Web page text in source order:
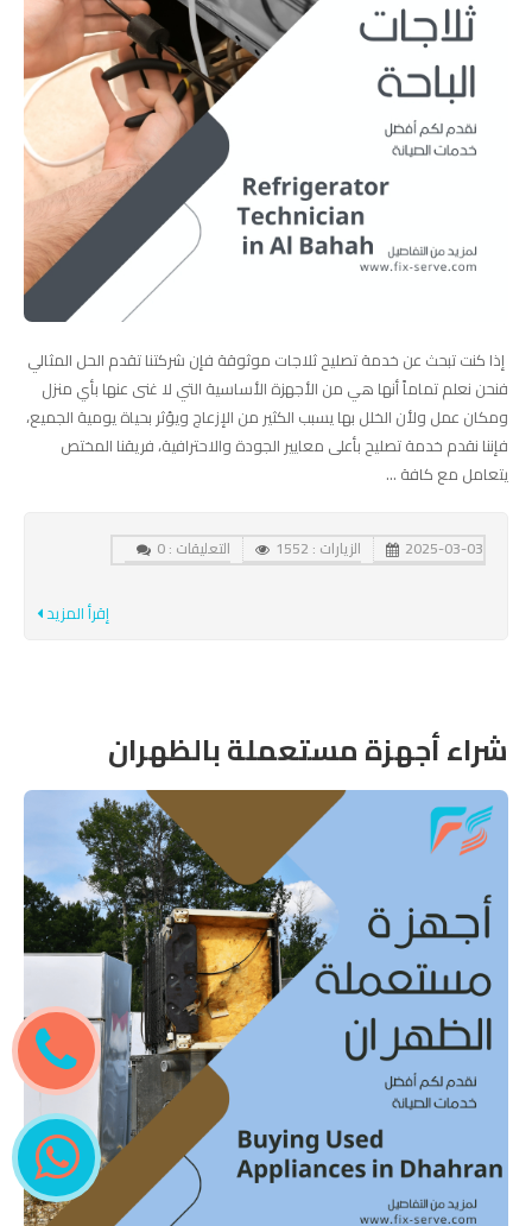
إذا كنت تبحث عن خدمة تصليح ثلاجات موثوقة فإن شركتنا تقدم الحل المثالي
فنحن نعلم تماماً أنها هي من الأجهزة الأساسية التي لا غنى عنها بأي منزل
ومكان عمل ولأن الخلل بها يسبب الكثير من الإزعاج ويؤثر بحياة يومية الجميع،
فإننا نقدم خدمة تصليح بأعلى معايير الجودة والاحترافية، فريقنا المختص
يتعامل مع كافة ...
2025-03-03 الزيارات : 1552 التعليقات : 0
إقرأ المزيد
شراء أجهزة مستعملة بالظهران